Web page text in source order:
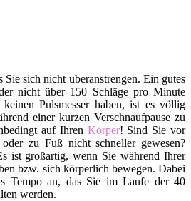
Sie sich nicht überanstrengen. Ein gutes
nicht über 150 Schläge pro Minute
Pulsmesser haben, ist es völlig
einer kurzen Verschnaufpause zu
auf Ihren Körper! Sind Sie vor
zu Fuß nicht schneller gewesen?
ist großartig, wenn Sie während Ihrer
bzw. sich körperlich bewegen. Dabei
Tempo an, das Sie im Laufe der 40
werden.